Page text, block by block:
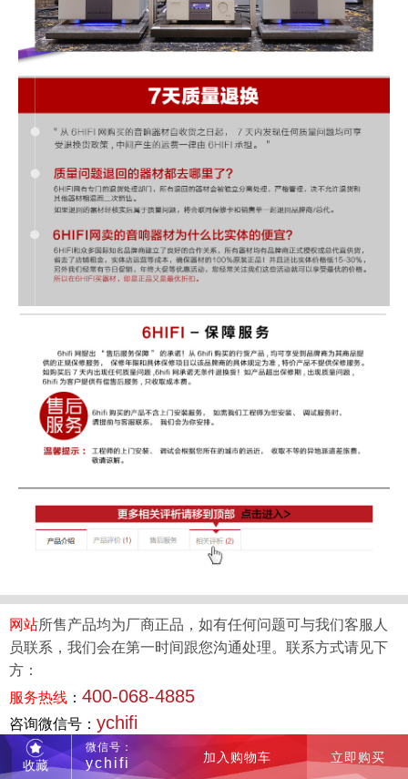
网站所售产品均为厂商正品，如有任何问题可与我们客服人
员联系，我们会在第一时间跟您沟通处理。联系方式请见下
方：
服务热线 ： 400-068-4885
咨询微信号： ychifi
收藏
微信号：
ychifi 加入购物车 立即购买